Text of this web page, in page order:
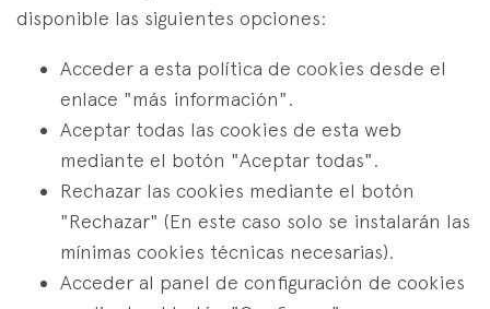
disponible las siguientes opciones:
Acceder a esta política de cookies desde el
enlace "más información".
Aceptar todas las cookies de esta web
mediante el botón "Aceptar todas".
Rechazar las cookies mediante el botón
"Rechazar" (En este caso solo se instalarán las
mínimas cookies técnicas necesarias).
Acceder al panel de configuración de cookies